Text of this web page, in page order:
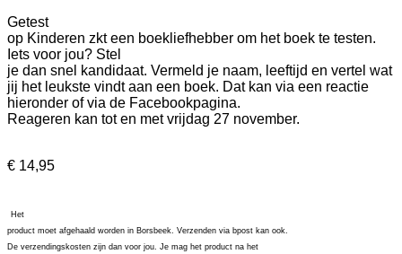
Getest
op Kinderen zkt een boekliefhebber om het boek te testen.
Iets voor jou? Stel
je dan snel kandidaat. Vermeld je naam, leeftijd en vertel wat
jij het leukste vindt aan een boek. Dat kan via een reactie
hieronder of via de Facebookpagina.
Reageren kan tot en met vrijdag 27 november.
€ 14,95
Het
product moet afgehaald worden in Borsbeek. Verzenden via bpost kan ook.
De verzendingskosten zijn dan voor jou. Je mag het product na het